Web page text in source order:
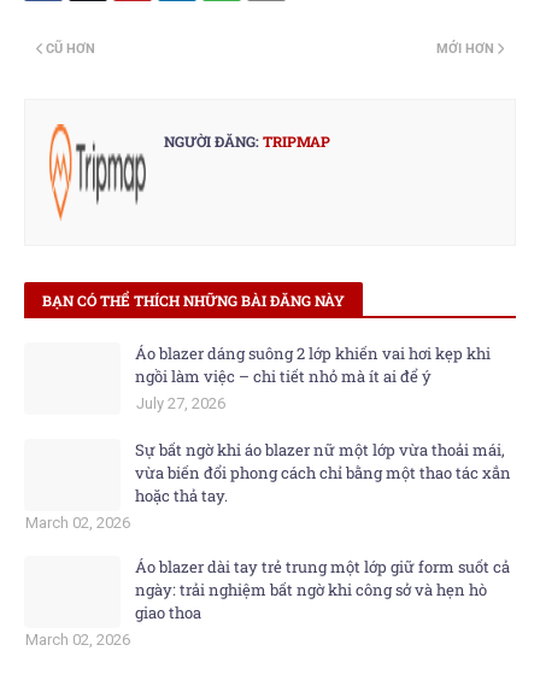
MỚI HƠN
CŨ HƠN
NGƯỜI ĐĂNG:TRIPMAP
BẠN CÓ THỂ THÍCH NHỮNG BÀI ĐĂNG NÀY
Áo blazer dáng suông 2 lớp khiến vai hơi kẹp khi
ngồi làm việc – chi tiết nhỏ mà ít ai để ý
July 27, 2026
Sự bất ngờ khi áo blazer nữ một lớp vừa thoải mái,
vừa biến đổi phong cách chỉ bằng một thao tác xắn
hoặc thả tay.
March 02, 2026
Áo blazer dài tay trẻ trung một lớp giữ form suốt cả
ngày: trải nghiệm bất ngờ khi công sở và hẹn hò
giao thoa
March 02, 2026